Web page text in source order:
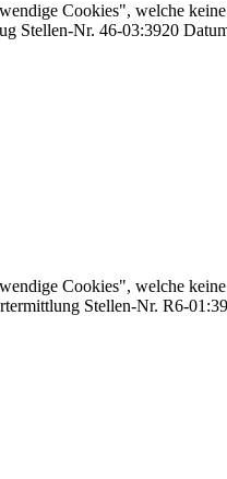
Cookies", welche
Stellen-Nr. 46-03:3920
Cookies", welche
Stellen-Nr. R6-